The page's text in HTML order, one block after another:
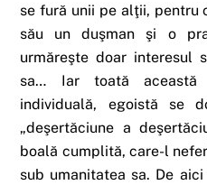
se fură unii pe alţii, pentru
său un duşman şi o
urmăreşte doar interesul
sa… Iar toată această
individuală, egoistă se
„deşertăciune a
boală cumplită, care-l
sub umanitatea sa. De